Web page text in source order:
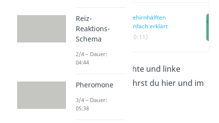
Gehirnhälften
einfach erklärt
(00:11)
Alles über die rechte und linke
Gehirnhälfte erfährst du hier und im
Video!
Reiz-
Reaktions-
Schema
2/4 – Dauer:
04:44
Pheromone
3/4 – Dauer:
05:38